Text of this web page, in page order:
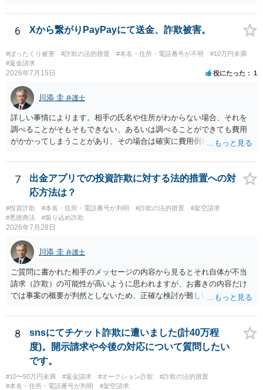
良いかと思います。
い場合、最寄りの法律事務所での相談を検討ください。 上記、ご参考
ください。
6 Xから繋がりPayPayにて送金、詐欺被害。
#ぼったくり被害 #詐欺の法的措置 #本名・住所・電話番号が不明
#10万円未満
#返金請求
2026年7月15日 役にたった 1
川添 圭 弁護士
詳しい事情によります。相手の氏名や住所がわからない場合、それを
調べることがそもそもできない、あるいは調べることができても費用
がかかってしまうことがあり、その場合は確実に費用倒れになりそう
7
出金アプリでの投資詐欺に対する法的措置への対
応方法は？
#投資詐欺 #本名・住所・電話番号が判明 #詐欺の法的措置
#架空請求
#悪徳商法
#振り込め詐欺
2026年7月28日
川添 圭 弁護士
ご質問に書かれた相手のメッセージの内容から見るとそれ自体が不当
請求（詐欺）の可能性が高いように思われますが、お書きの内容だけ
では事案の概要が判然としないため、正確な検討が難しいです。例え
画面を見て貰いながらアドバイスう受けた方が確実です。
8
snsにてチケット詐欺に遭いました(計40万程
度)。開示請求や今後の対応について質問したい
です。
#10〜50万円未満 #返金請求 #オークション詐欺
#詐欺の法的措置
#本名・住所・電話番号が判明
#架空請求